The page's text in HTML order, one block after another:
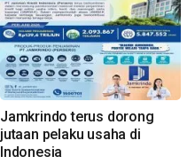
Jamkrindo terus dorong
jutaan pelaku usaha di
Indonesia